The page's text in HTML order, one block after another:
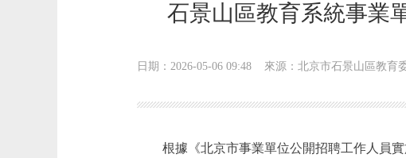
石景山區教育系統事業
日期：2026-05-06 09:48 來源：北京市石景山區教育
根據《北京市事業單位公開招聘工作人員實